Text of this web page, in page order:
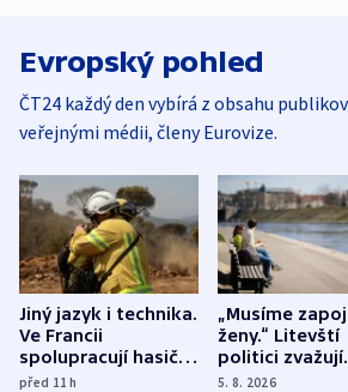
Evropský pohled
ČT24 každý den vybírá z obsahu
veřejnými médii, členy Eurovize.
Jiný jazyk i technika.
Ve Francii
spolupracují hasiči z
různých zemí
před 11h
„Musíme
ženy.“ Litevští
politici zvažují
dohodu o
5. 8. 2026